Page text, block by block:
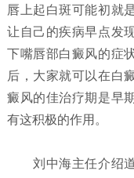
唇上起白斑可能初就
让自己的疾病早点发
下嘴唇部白癜风的症
后，大家就可以在白
癜风的佳治疗期是早
有这积极的作用。
刘中海主任介绍道